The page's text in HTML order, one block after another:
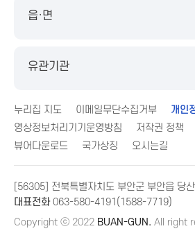
읍·면
유관기관
누리집 지도 이메일무단수집거부
개인
영상정보처리기기운영방침
저작권 정책
뷰어다운로드
국가상징 오시는길
[56305] 전북특별자치도 부안군 부안읍 당
대표전화063-580-4191(1588-7719)
Copyright ⓒ 2022 BUAN-GUN. All right